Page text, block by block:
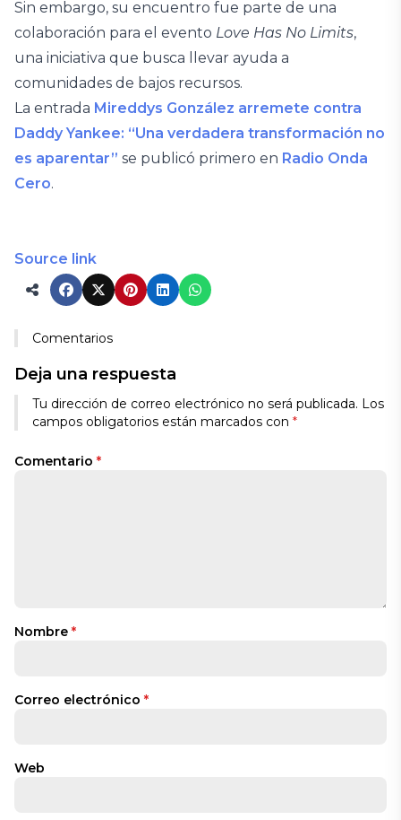
Sin embargo, su encuentro fue parte de una
colaboración para el evento Love Has No Limits,
una iniciativa que busca llevar ayuda a
comunidades de bajos recursos.
La entrada Mireddys González arremete contra
Daddy Yankee: “Una verdadera transformación no
es aparentar” se publicó primero en Radio Onda
Cero.
Source link
Comentarios
Deja una respuesta
Tu dirección de correo electrónico no será publicada. Los
campos obligatorios están marcados con *
Comentario *
Nombre *
Correo electrónico *
Web